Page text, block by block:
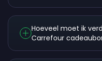
Hoeveel moet ik
Carrefour